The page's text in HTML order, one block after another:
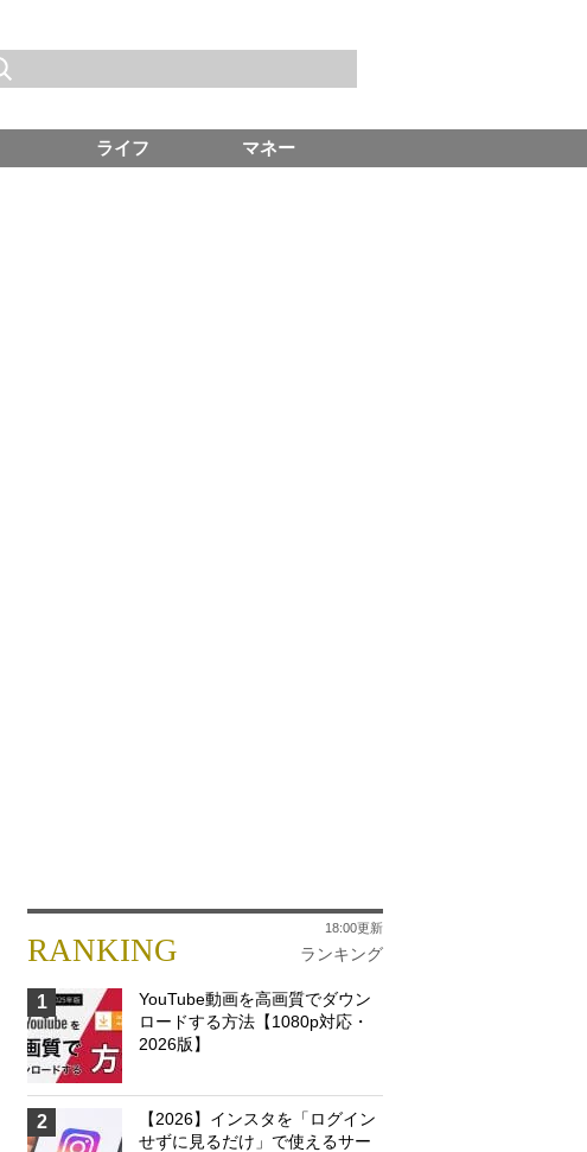
RANKING ランキング
18:00更新
1
YouTube動画を高画質でダウン
ロードする方法【1080p対応・
2026版】
2
【2026】インスタを「ログイン
せずに見るだけ」で使えるサー
ライフ マネー